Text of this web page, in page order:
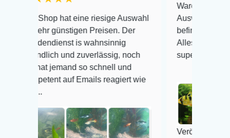
hat eine riesige Auswahl
günstigen Preisen. Der
is wahnsinnig
und zuverlässig, noch
jemand so schnell und
auf Emails reagiert wie
Warenanlieferung Top und
Auswahl plus
befinden der Fische
Alles ist quick lebendig
super Zustand. Gerne
Veröffentlicht auf Google